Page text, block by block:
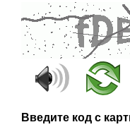
Введите код с